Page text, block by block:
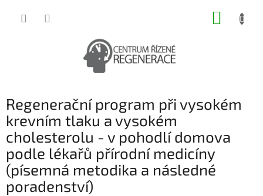
Regenerační program při vysokém
krevním tlaku a vysokém
cholesterolu - v pohodlí domova
podle lékařů přírodní medicíny
(písemná metodika a následné
poradenství)